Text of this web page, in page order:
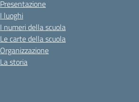
Presentazione
I luoghi
I numeri della scuola
Le carte della scuola
Organizzazione
La storia